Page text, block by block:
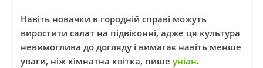
Навіть новачки в городній справі можуть
виростити салат на підвіконні, адже ця культура
невимоглива до догляду і вимагає навіть менше
уваги, ніж кімнатна квітка, пише уніан.